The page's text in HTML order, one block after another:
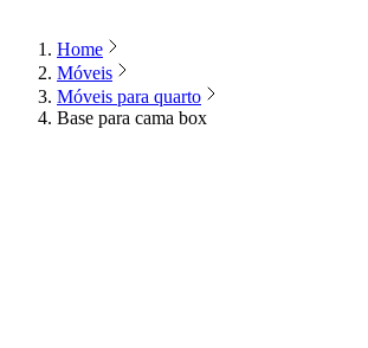
Home
Móveis
Móveis para quarto
Base para cama box